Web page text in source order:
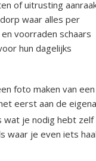
of uitrusting
waar alles per
voorraden schaars
hun dagelijks
foto maken van een
eerst aan de
wat je nodig hebt zelf
waar je even iets